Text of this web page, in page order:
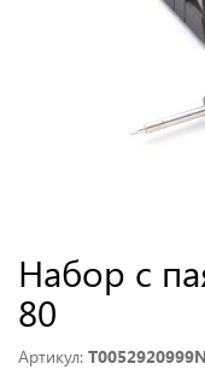
Набор с
80
Артикул: T0052920999N